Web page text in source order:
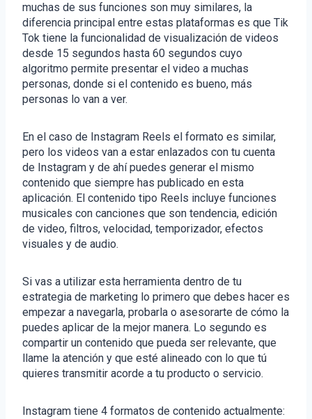
muchas de sus funciones son muy similares, la
diferencia principal entre estas plataformas es que Tik
Tok tiene la funcionalidad de visualización de videos
desde 15 segundos hasta 60 segundos cuyo
algoritmo permite presentar el video a muchas
personas, donde si el contenido es bueno, más
personas lo van a ver.
En el caso de Instagram Reels el formato es similar,
pero los videos van a estar enlazados con tu cuenta
de Instagram y de ahí puedes generar el mismo
contenido que siempre has publicado en esta
aplicación. El contenido tipo Reels incluye funciones
musicales con canciones que son tendencia, edición
de video, filtros, velocidad, temporizador, efectos
visuales y de audio.
Si vas a utilizar esta herramienta dentro de tu
estrategia de marketing lo primero que debes hacer es
empezar a navegarla, probarla o asesorarte de cómo la
puedes aplicar de la mejor manera. Lo segundo es
compartir un contenido que pueda ser relevante, que
llame la atención y que esté alineado con lo que tú
quieres transmitir acorde a tu producto o servicio.
Instagram tiene 4 formatos de contenido actualmente: